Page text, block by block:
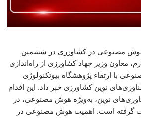
مصنوعی در کشاورزی در ششمین
معاون وزیر جهاد کشاورزی از راه‌اندازی
با ارتقاء پژوهشگاه بیوتکنولوژی
نوین کشاورزی خبر داد. این اقدام
نوین، به‌ویژه هوش مصنوعی، در
گرفته است. اهمیت هوش مصنوعی در